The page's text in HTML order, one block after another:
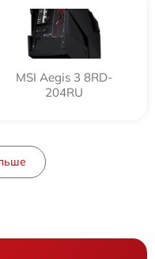
MSI Aegis 3 8RD-
204RU